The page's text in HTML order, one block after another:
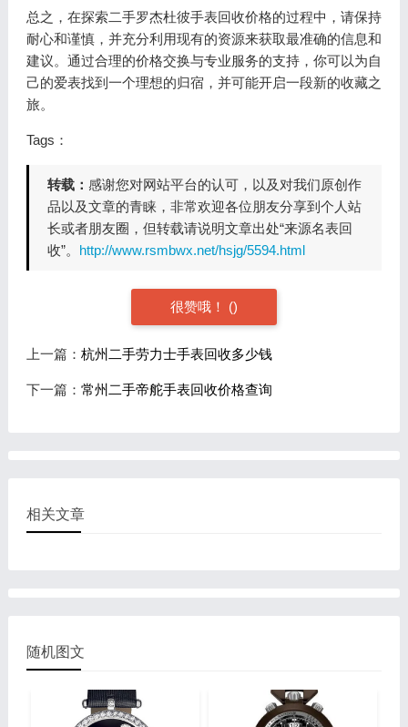
总之，在探索二手罗杰杜彼手表回收价格的过程中，请保持
耐心和谨慎，并充分利用现有的资源来获取最准确的信息和
建议。通过合理的价格交换与专业服务的支持，你可以为自
己的爱表找到一个理想的归宿，并可能开启一段新的收藏之
旅。
Tags：
转载： 感谢您对网站平台的认可，以及对我们原创作
品以及文章的青睐，非常欢迎各位朋友分享到个人站
长或者朋友圈，但转载请说明文章出处“来源名表回
收”。 http://www.rsmbwx.net/hsjg/5594.html
很赞哦！ ()
上一篇： 杭州二手劳力士手表回收多少钱
下一篇： 常州二手帝舵手表回收价格查询
相关文章
随机图文